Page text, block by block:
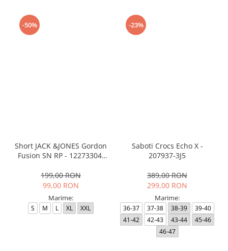
-50%
Short JACK &JONES Gordon
Fusion SN RP - 12273304-
199,00 RON
99,00 RON
Marime:
S M L XL XXL
-23%
Saboti Crocs Echo X -
207937-3J5
389,00 RON
299,00 RON
Marime:
36-37 37-38 38-39
39-40
41-42
42-43 43-44
45-46
46-47